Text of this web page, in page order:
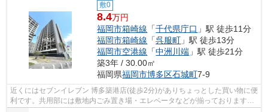
敷0
8.4万円
福岡市箱崎線 「千代県庁口 」駅 徒歩11分
福岡市箱崎線 「呉服町 」駅 徒歩13分
福岡市空港線 「中洲川端 」駅 徒歩21分
築3年 / 30.00㎡
福岡県福岡市博多区石城町7-9
近くにはセブンイレブン 博多築港店(徒歩2分)がありちょっとした買い物に便
利です。共用部には敷地内ごみ置き場・エレベータなどが揃っております。